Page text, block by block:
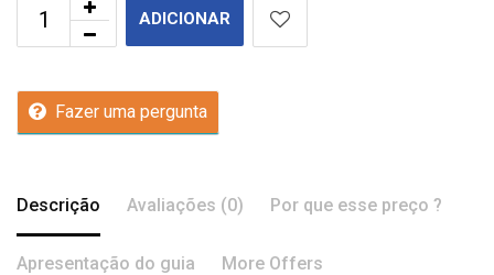
ADICIONAR
Fazer uma pergunta
Descrição Avaliações (0) Por que esse preço ?
Apresentação do guia More Offers